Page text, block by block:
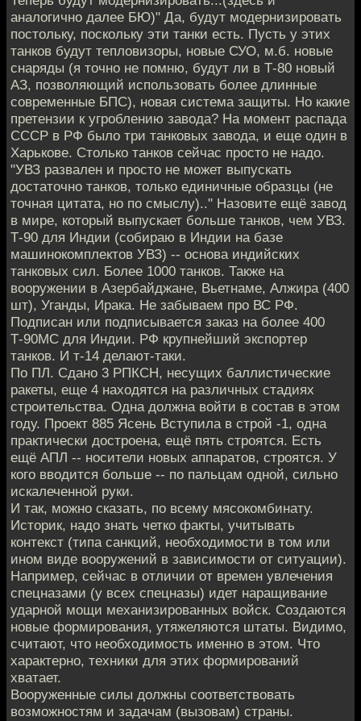
аналогично далее БЮ)" Да, будут модернизировать
постольку, поскольку эти танки есть. Пусть у этих
танков будут тепловизоры, новые СУО, м.б. новые
снаряды (я точно не помню, будут ли в Т-80 новый
АЗ, позволяющий использовать более длинные
современные БПС), новая система защиты. Но какие
претензии к угроблению завода? На момент распада
СССР в РФ было три танковых завода, и еще один в
Харькове. Столько танков сейчас просто не надо.
"УВЗ развален и просто не может выпускать
достаточно танков, только единичные образцы (не
точная цитата, но по смыслу).." Назовите ещё завод
в мире, который выпускает больше танков, чем УВЗ.
Т-90 для Индии (собираю в Индии на базе
машинокомплектов УВЗ) -- основа индийских
танковых сил. Более 1000 танков. Также на
вооружении в Азербайджане, Вьетнаме, Алжира (400
шт), Уганды, Ирака. Не забываем про ВС РФ.
Подписан или подписывается заказ на более 400
Т-90МС для Индии. РФ крупнейший экспортер
танков. И т-14 делают-таки.
По ПЛ. Сдано 3 РПКСН, несущих баллистические
ракеты, еще 4 находятся на различных стадиях
строительства. Одна должна войти в состав в этом
году. Проект 885 Ясень Вступила в строй -1, одна
практически достроена, ещё пять строятся. Есть
ещё АПЛ -- носители новых аппаратов, строятся. У
кого вводится больше -- по пальцам одной, сильно
искалеченной руки.
И так, можно сказать, по всему мясокомбинату.
Историк, надо знать четко факты, учитывать
контекст (типа санкций, необходимости в том или
ином виде вооружений в зависимости от ситуации).
Например, сейчас в отличии от времен увлечения
спецназами (у всех спецназы) идет наращивание
ударной мощи механизированных войск. Создаются
новые формирования, утяжеляются штаты. Видимо,
считают, что необходимость именно в этом. Что
характерно, техники для этих формирований
хватает.
Вооруженные силы должны соответствовать
возможностям и задачам (вызовам) страны.